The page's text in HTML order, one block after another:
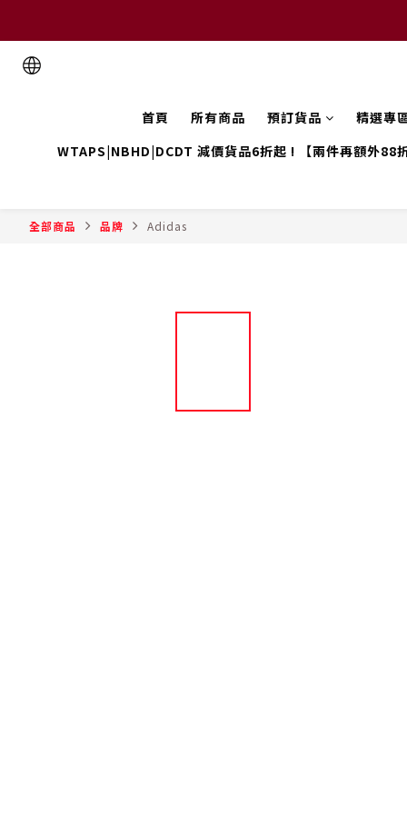
首頁 所有商品 預訂貨品
精選專
WTAPS|NBHD|DCDT 減價貨品6折起 ! 【兩件再額外88
全部商品 品牌 Adidas